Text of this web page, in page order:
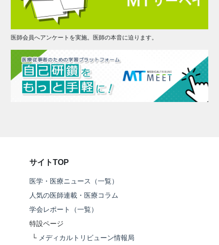
医師会員へアンケートを実施。医師の本音に迫ります。
サイトTOP
医学・医療ニュース（一覧）
人気の医師連載・医療コラム
学会レポート（一覧）
特設ページ
└ メディカルトリビューン情報局